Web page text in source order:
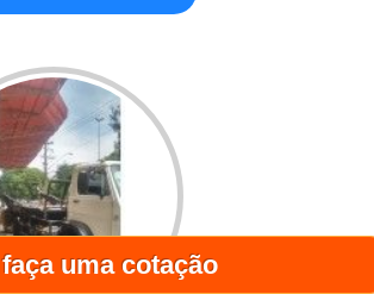
faça uma cotação